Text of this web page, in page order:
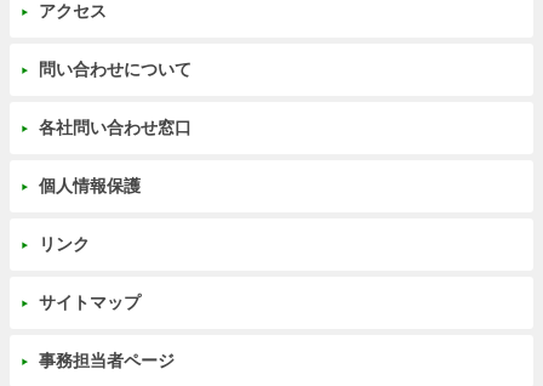
アクセス
問い合わせについて
各社問い合わせ窓口
個人情報保護
リンク
サイトマップ
事務担当者ページ